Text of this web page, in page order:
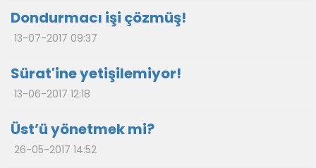
Dondurmacı işi çözmüş!
13-07-2017 09:37
Sürat'ine yetişilemiyor!
13-06-2017 12:18
Üst’ü yönetmek mi?
26-05-2017 14:52